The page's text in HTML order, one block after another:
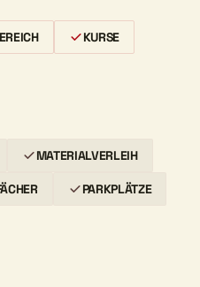
KURSE
MATERIALVERLEIH
PARKPLÄTZE